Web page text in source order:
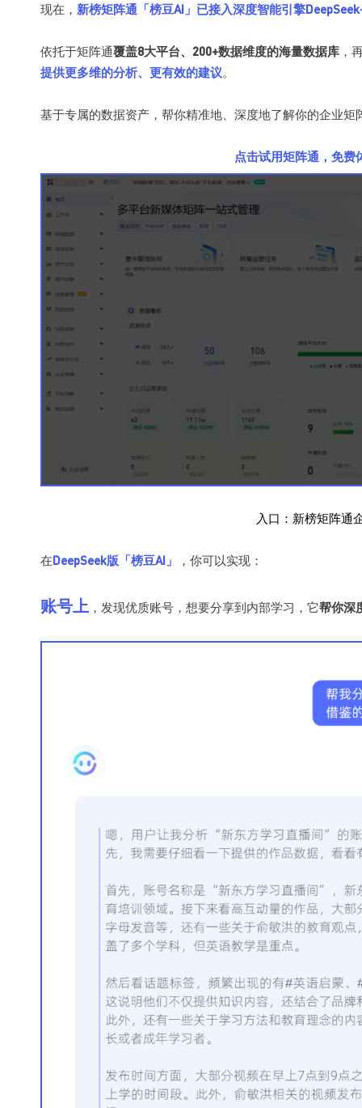
现在， 新榜矩阵通「榜豆AI」 已接入深度智能引擎
依托于矩阵通覆盖8大平台、200+数据维度的海量数据库 ，
提供更多维的分析、更有效的建议。
基于专属的数据资产， 帮你精准地、深度地了解你的企业
点击试用矩阵通，免费
入口： 新榜矩阵通
在DeepSeek版「榜豆AI」 ，你可以实现：
账号上 ，发现优质账号，想要分享到内部学习，它帮你深